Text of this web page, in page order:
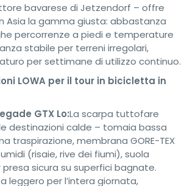
bavarese di Jetzendorf – offre
Asia la gamma giusta: abbastanza
percorrenze a piedi e temperature
stabile per terreni irregolari,
per settimane di utilizzo continuo.
LOWA per il tour in bicicletta in
GTX Lo:La scarpa tuttofare
destinazioni calde – tomaia bassa
traspirazione, membrana GORE-TEX
(risaie, rive dei fiumi), suola
presa sicura su superfici bagnate.
leggero per l’intera giornata,